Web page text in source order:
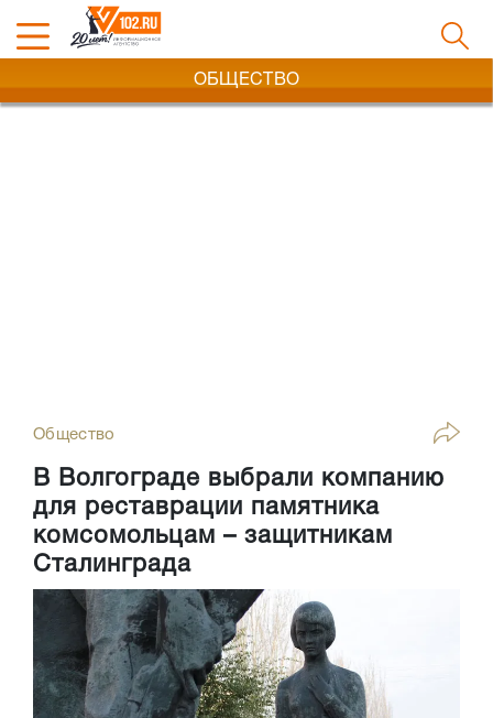
ОБЩЕСТВО
Общество
В Волгограде выбрали компанию
для реставрации памятника
комсомольцам – защитникам
Сталинграда